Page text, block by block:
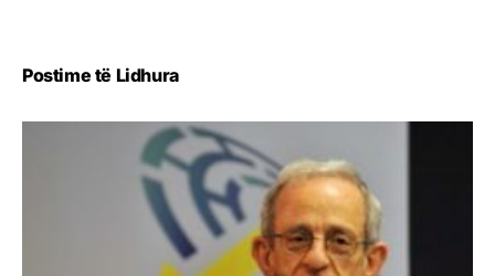
Postime të Lidhura